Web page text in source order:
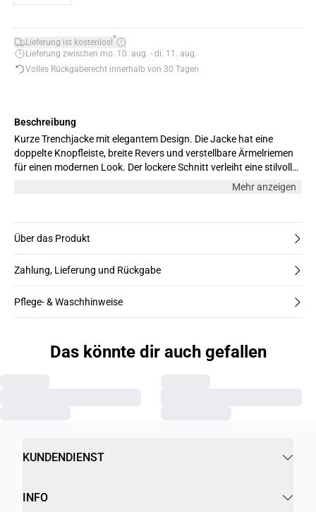
Lieferung ist kostenlos!*
Lieferung zwischen mo. 10. aug. - di. 11. aug.
Volles Rückgaberecht innerhalb von 30 Tagen
Beschreibung
Kurze Trenchjacke mit elegantem Design. Die Jacke hat eine
doppelte Knopfleiste, breite Revers und verstellbare Ärmelriemen
für einen modernen Look. Der lockere Schnitt verleiht eine stilvolle,
aber entspannte Ausstrahlung – ideal für die Übergangszeit. Das
Mehr anzeigen
Über das Produkt
Zahlung, Lieferung und Rückgabe
Pflege- & Waschhinweise
Das könnte dir auch gefallen
KUNDENDIENST
INFO